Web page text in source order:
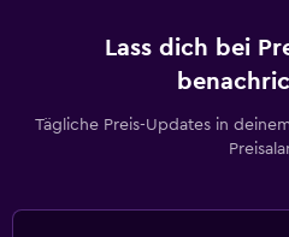
Lass dich bei
Tägliche Preis-Updates in